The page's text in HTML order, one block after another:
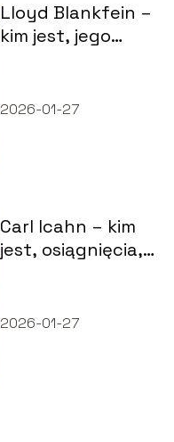
Lloyd Blankfein –
kim jest, jego
kontrowersje
2026-01-27
Carl Icahn – kim
jest, osiągnięcia,
2026-01-27